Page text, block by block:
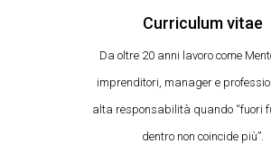
Curriculum vitae
Da oltre 20 anni lavoro come
imprenditori, manager e
alta responsabilità quando “fuori
dentro non coincide più”.